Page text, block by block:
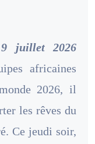
9 juillet 2026
africaines
2026, il
les rêves du
Ce jeudi soir,